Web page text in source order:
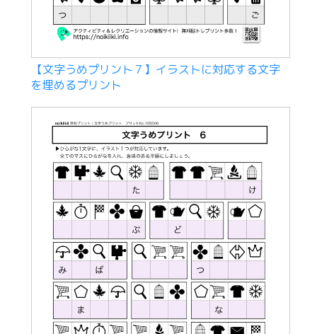
【文字うめプリント７】イラストに対応する文字
を埋めるプリント